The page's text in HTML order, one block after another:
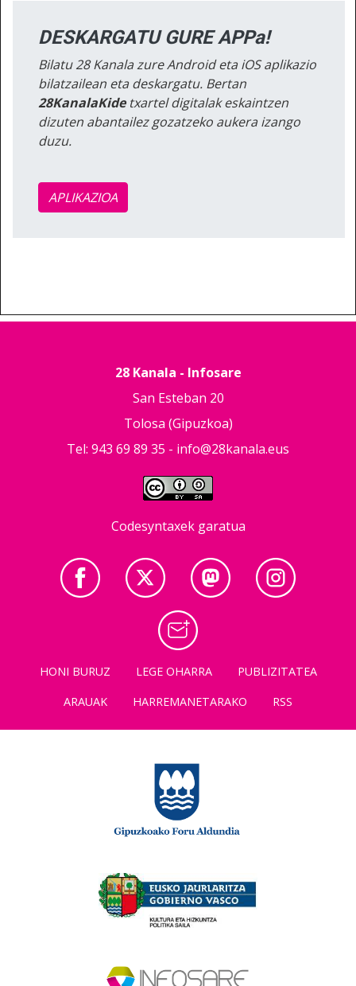
DESKARGATU GURE APPa!
Bilatu 28 Kanala zure Android eta iOS aplikazio
bilatzailean eta deskargatu. Bertan
28KanalaKidetxartel digitalak eskaintzen
dizuten abantailez gozatzeko aukera izango
duzu.
APLIKAZIOA
28 Kanala - Infosare
San Esteban 20
Tolosa (Gipuzkoa)
Tel: 943 69 89 35 - info@28kanala.eus
Codesyntaxek garatua
HONI BURUZ LEGE OHARRA
PUBLIZITATEA
ARAUAK
HARREMANETARAKO RSS